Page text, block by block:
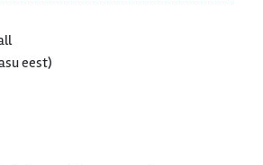
eest)